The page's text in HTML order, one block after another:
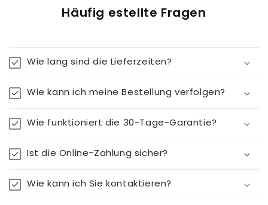
Häufig estellte Fragen
Wie lang sind die Lieferzeiten?
Wie kann ich meine Bestellung verfolgen?
Wie funktioniert die 30-Tage-Garantie?
Ist die Online-Zahlung sicher?
Wie kann ich Sie kontaktieren?